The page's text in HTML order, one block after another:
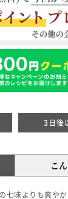
3日後
こ
七味よりも爽や